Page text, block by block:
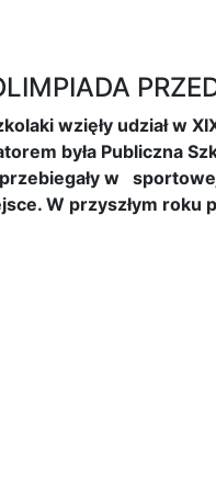
wzięły udział w
była Publiczna
w
W przyszłym